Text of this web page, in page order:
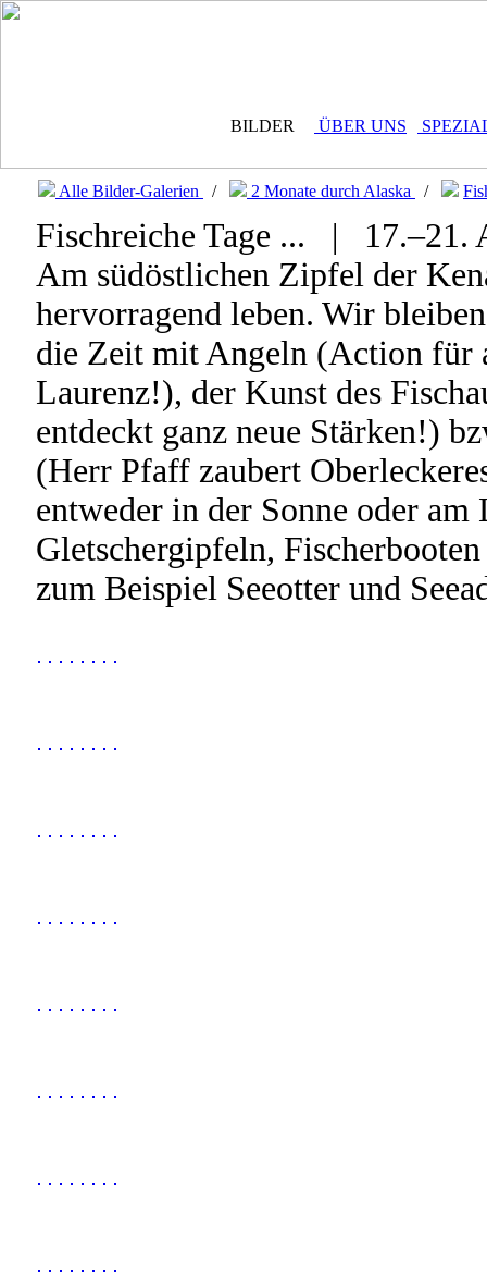
BILDER ÜBER UNS
Alle Bilder-Galerien / 2 Monate durch Alaska /
Fischreiche Tage ... | 17.–21.
Am südöstlichen Zipfel der
hervorragend leben. Wir
die Zeit mit Angeln (Action für
Laurenz!), der Kunst des
entdeckt ganz neue Stärken!)
(Herr Pfaff zaubert
entweder in der Sonne oder
Gletschergipfeln,
zum Beispiel Seeotter und